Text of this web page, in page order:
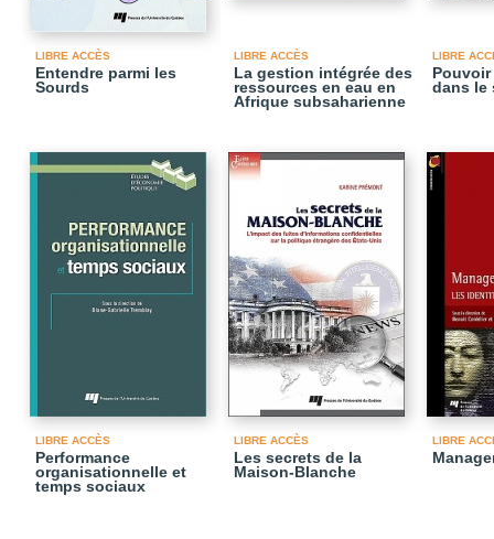
LIBRE ACCÈS
Entendre parmi les
Sourds
LIBRE ACCÈS
La gestion intégrée des
ressources en eau en
Afrique subsaharienne
LIBRE
dans le
LIBRE ACCÈS
Performance
organisationnelle et
temps sociaux
LIBRE ACCÈS
Les secrets de la
Maison-Blanche
LIBRE